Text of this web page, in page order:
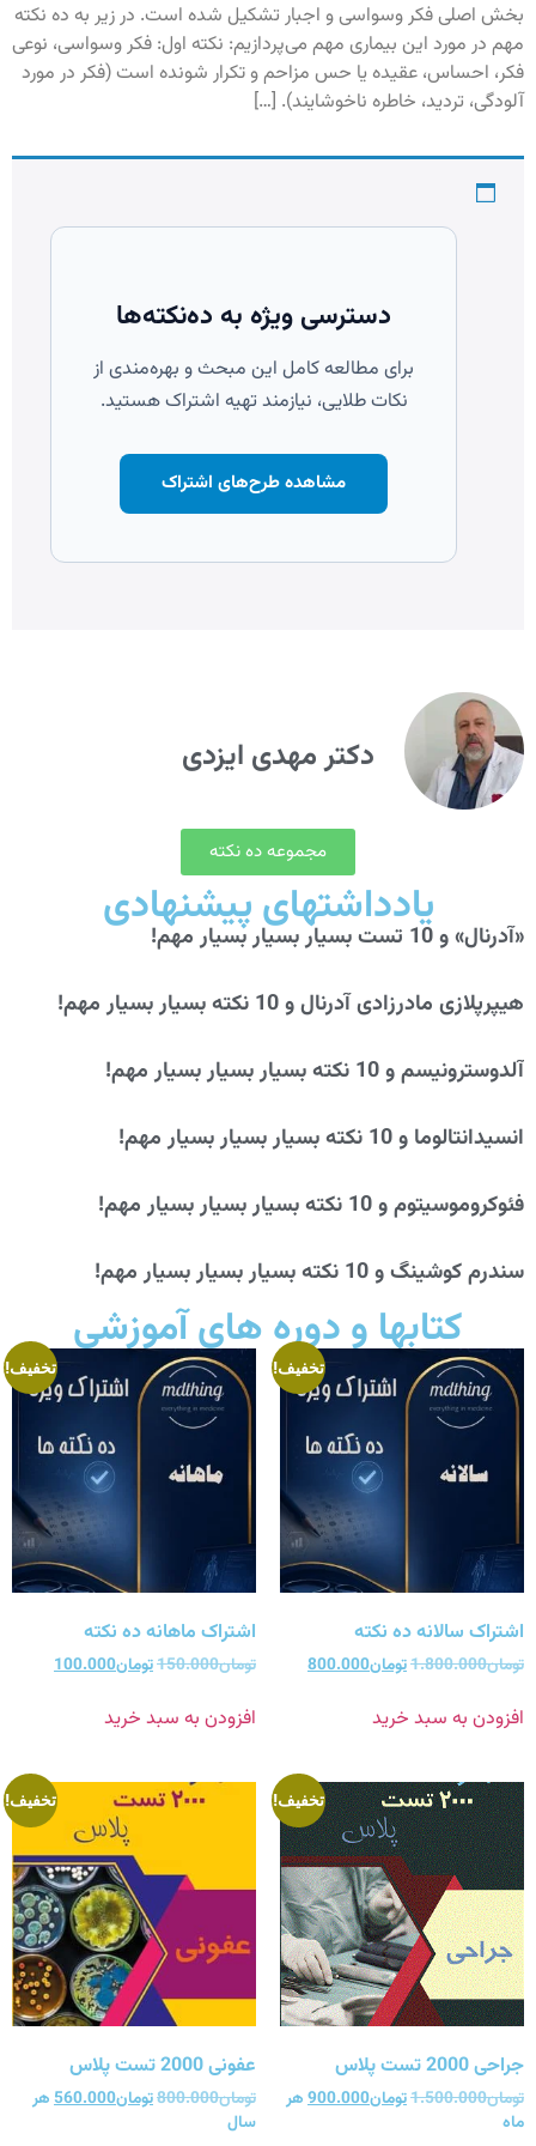
بخش اصلی فکر وسواسی و اجبار تشکیل شده است. در زیر به ده نکته
مهم در مورد این بیماری مهم می‌پردازیم: نکته اول: فکر وسواسی، نوعی
فکر، احساس، عقیده یا حس مزاحم و تکرار شونده است (فکر در مورد
آلودگی، تردید، خاطره ناخوشایند). […]
دسترسی ویژه به ده‌نکته‌ها
برای مطالعه کامل این مبحث و بهره‌مندی از
نکات طلایی، نیازمند تهیه اشتراک هستید.
مشاهده طرح‌های اشتراک
دکتر مهدی ایزدی
مجموعه ده نکته
یادداشتهای پیشنهادی
«آدرنال» و 10 تست بسیار بسیار بسیار مهم!
هیپرپلازی مادرزادی آدرنال و 10 نکته بسیار بسیار مهم!
آلدوسترونیسم و 10 نکته بسیار بسیار بسیار مهم!
انسیدانتالوما و 10 نکته بسیار بسیار بسیار مهم!
فئوکروموسیتوم و 10 نکته بسیار بسیار بسیار مهم!
سندرم کوشینگ و 10 نکته بسیار بسیار بسیار مهم!
کتابها و دوره های آموزشی
تخفیف!
اشتراک سالانه ده نکته
تومان1.800.000تومان800.000
افزودن به سبد خرید
تخفیف!
اشتراک ماهانه ده نکته
تومان150.000تومان100.000
افزودن به سبد خرید
تخفیف!
جراحی 2000 تست پلاس
تومان1.500.000تومان900.000هر
ماه
تخفیف!
عفونی 2000 تست پلاس
تومان800.000تومان560.000هر
سال